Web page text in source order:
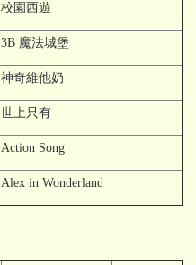
校園西遊
3B 魔法城堡
神奇維他奶
世上只有
Action Song
Alex in Wonderland